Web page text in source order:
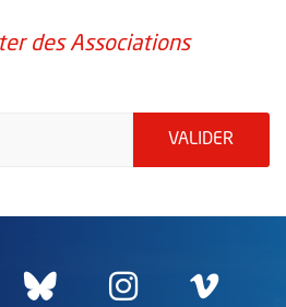
des Associations
VALIDER
nouvelle fenêtre
une nouvelle
Bluesky
, Ouvre une
Instagram
, Ouvre
,